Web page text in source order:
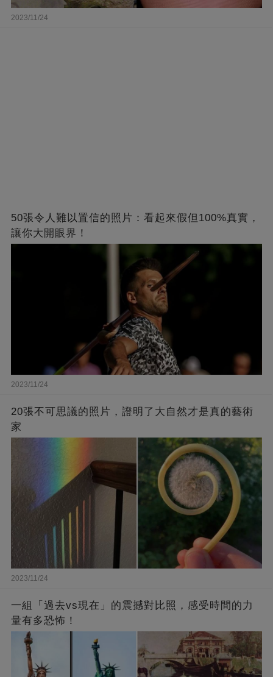
2023/11/24
50張令人難以置信的照片：看起來假但100%真實，
讓你大開眼界！
2023/11/24
20張不可思議的照片，證明了大自然才是真的藝術
家
2023/11/24
一組「過去vs現在」的震撼對比照，感受時間的力
量有多恐怖！